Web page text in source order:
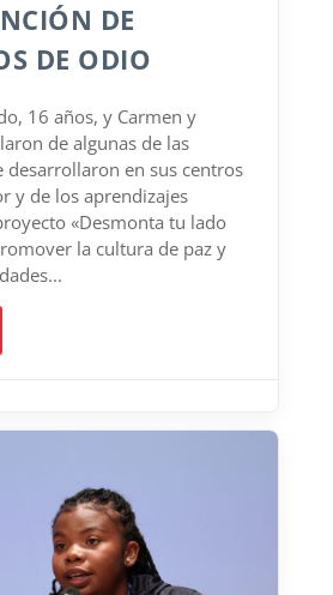
DE
DE ODIO
16 años, y Carmen y
de algunas de las
desarrollaron en sus centros
y de los aprendizajes
«Desmonta tu lado
la cultura de paz y